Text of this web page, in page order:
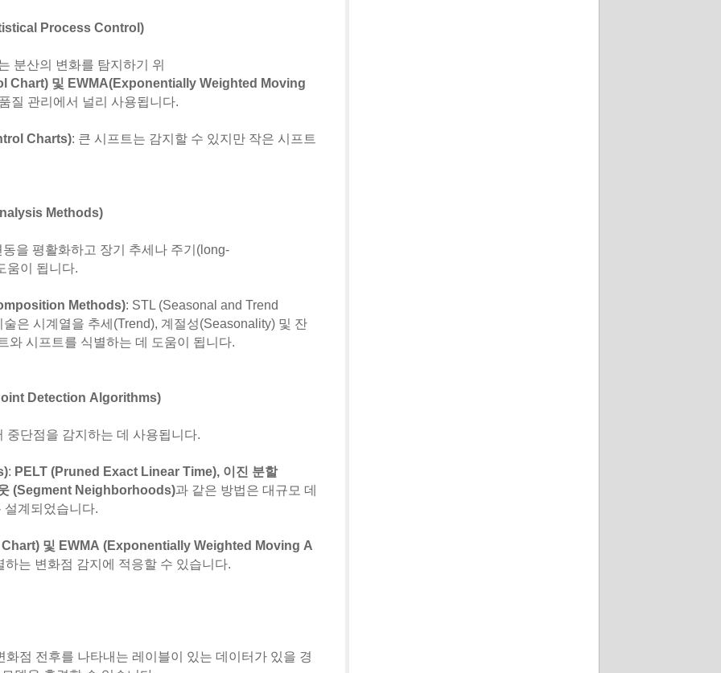
Process Control)
분산의 변화를 탐지하기 위
Chart) 및 EWMA(Exponentially Weighted Moving
질 관리에서 널리 사용됩니다.
Charts): 큰 시프트는 감지할 수 있지만 작은 시프트
Methods)
동을 평활화하고 장기 추세나 주기(long-
움이 됩니다.
Methods): STL (Seasonal and Trend
은 시계열을 추세(Trend), 계절성(Seasonality) 및 잔
와 시프트를 식별하는 데 도움이 됩니다.
Detection Algorithms)
중단점을 감지하는 데 사용됩니다.
: PELT (Pruned Exact Linear Time), 이진 분할
(Segment Neighborhoods)과 같은 방법은 대규모 데
설계되었습니다.
및 EWMA (Exponentially Weighted Moving A
는 변화점 감지에 적응할 수 있습니다.
화점 전후를 나타내는 레이블이 있는 데이터가 있을 경